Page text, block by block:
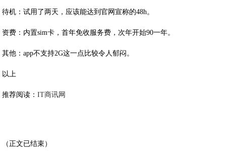
待机：试用了两天，应该能达到官网宣称的48h。
资费：内置sim卡，首年免收服务费，次年开始90一年。
其他：app不支持2G这一点比较令人郁闷。
以上
推荐阅读：IT商讯网
（正文已结束）